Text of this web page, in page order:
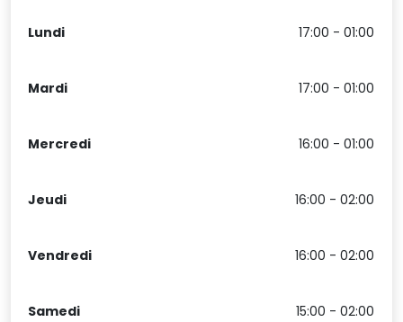
Lundi 17:00 - 01:00
Mardi 17:00 - 01:00
Mercredi 16:00 - 01:00
Jeudi 16:00 - 02:00
Vendredi 16:00 - 02:00
Samedi 15:00 - 02:00